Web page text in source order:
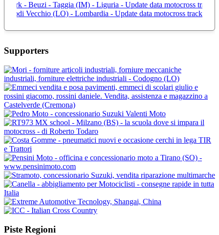
Park - Beuzi - Taggia (IM) - Liguria - Update data motocross track
Lodi Vecchio (LO) - Lombardia - Update data motocross track -
Supporters
Piste Regioni